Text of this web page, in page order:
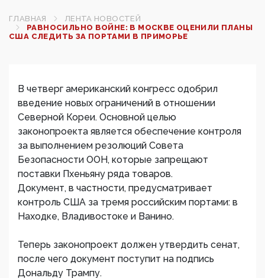
ГЛАВНАЯ
ЛЕНТА НОВОСТЕЙ
РАВНОСИЛЬНО ВОЙНЕ: В МОСКВЕ ОЦЕНИЛИ ПЛАНЫ
США СЛЕДИТЬ ЗА ПОРТАМИ В ПРИМОРЬЕ
В четверг американский конгресс одобрил
введение новых ограничений в отношении
Северной Кореи. Основной целью
законопроекта является обеспечение контроля
за выполнением резолюций Совета
Безопасности ООН, которые запрещают
поставки Пхеньяну ряда товаров.
Документ, в частности, предусматривает
контроль США за тремя российским портами: в
Находке, Владивостоке и Ванино.
Теперь законопроект должен утвердить сенат,
после чего документ поступит на подпись
Дональду Трампу.